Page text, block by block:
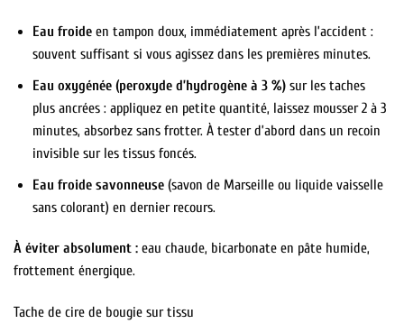
Eau froideen tampon doux, immédiatement après l’accident :
souvent suffisant si vous agissez dans les premières minutes.
Eau oxygénée (peroxyde d’hydrogène à 3 %)sur les taches
plus ancrées : appliquez en petite quantité, laissez mousser 2 à 3
minutes, absorbez sans frotter. À tester d’abord dans un recoin
invisible sur les tissus foncés.
Eau froide savonneuse(savon de Marseille ou liquide vaisselle
sans colorant) en dernier recours.
À éviter absolument : eau chaude, bicarbonate en pâte humide,
frottement énergique.
Tache de cire de bougie sur tissu